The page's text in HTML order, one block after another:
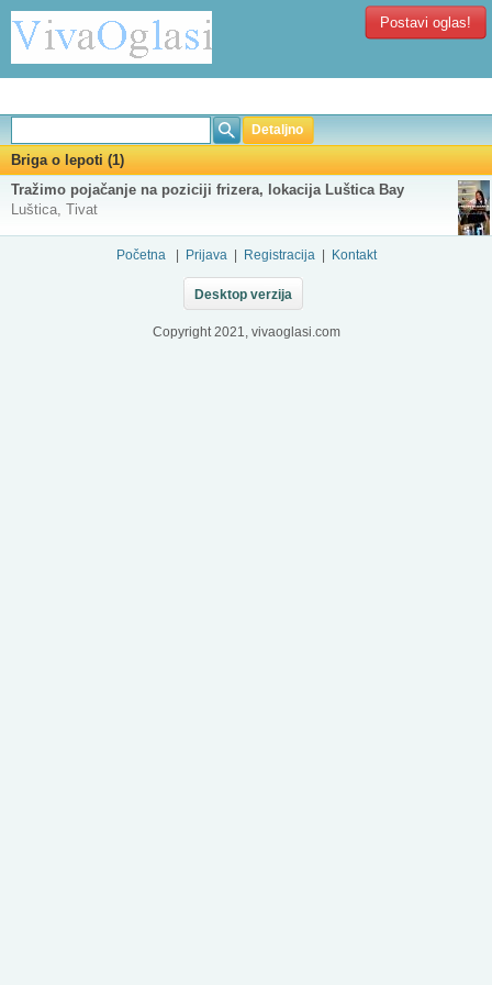
Postavi oglas!
Detaljno
Briga o lepoti (1)
Tražimo pojačanje na poziciji frizera, lokacija Luštica Bay
Luštica, Tivat
Početna Prijava Registracija Kontakt
Desktop verzija
Copyright 2021, vivaoglasi.com